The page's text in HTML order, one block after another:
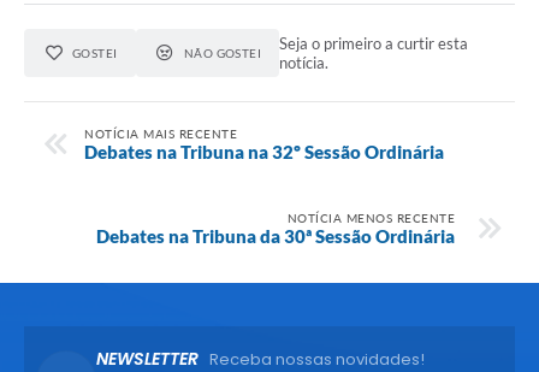
GOSTEI NÃO GOSTEI
Seja o primeiro a curtir esta
notícia.
NOTÍCIA MAIS RECENTE
Debates na Tribuna na 32º Sessão Ordinária
NOTÍCIA MENOS RECENTE
Debates na Tribuna da 30ª Sessão Ordinária
NEWSLETTER Receba nossas novidades!